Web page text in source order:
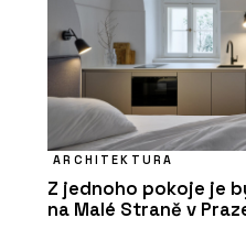
ARCHITEKTURA
Z jednoho pokoje je
na Malé Straně v